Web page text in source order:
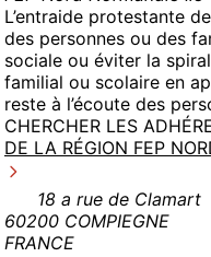
L’entraide protestante
des personnes ou des
sociale ou éviter la
familial ou scolaire en
reste à l’écoute des
CHERCHER LES
DE LA RÉGION FEP
18 a rue de Clamart
60200 COMPIEGNE
FRANCE